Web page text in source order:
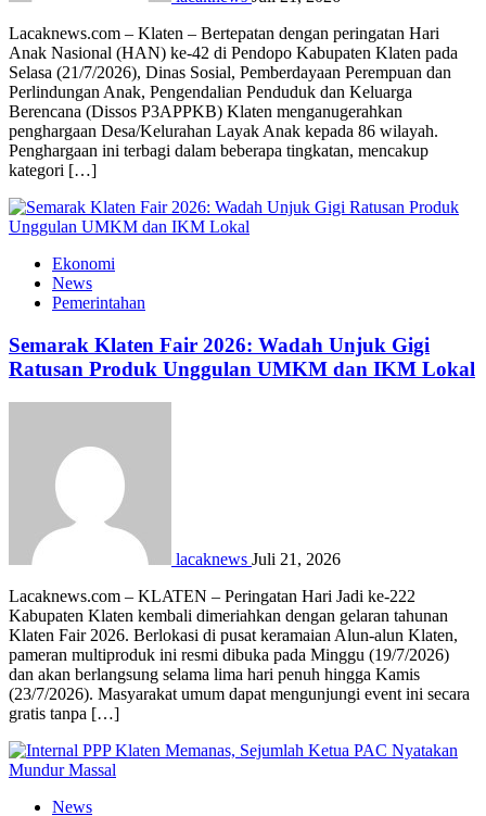
Lacaknews.com – Klaten – Bertepatan dengan peringatan Hari
Anak Nasional (HAN) ke-42 di Pendopo Kabupaten Klaten pada
Selasa (21/7/2026), Dinas Sosial, Pemberdayaan Perempuan dan
Perlindungan Anak, Pengendalian Penduduk dan Keluarga
Berencana (Dissos P3APPKB) Klaten menganugerahkan
penghargaan Desa/Kelurahan Layak Anak kepada 86 wilayah.
Penghargaan ini terbagi dalam beberapa tingkatan, mencakup
kategori […]
Ekonomi
News
Pemerintahan
Semarak Klaten Fair 2026: Wadah Unjuk Gigi
Ratusan Produk Unggulan UMKM dan IKM Lokal
lacaknews Juli 21, 2026
Lacaknews.com – KLATEN – Peringatan Hari Jadi ke-222
Kabupaten Klaten kembali dimeriahkan dengan gelaran tahunan
Klaten Fair 2026. Berlokasi di pusat keramaian Alun-alun Klaten,
pameran multiproduk ini resmi dibuka pada Minggu (19/7/2026)
dan akan berlangsung selama lima hari penuh hingga Kamis
(23/7/2026). Masyarakat umum dapat mengunjungi event ini secara
gratis tanpa […]
News